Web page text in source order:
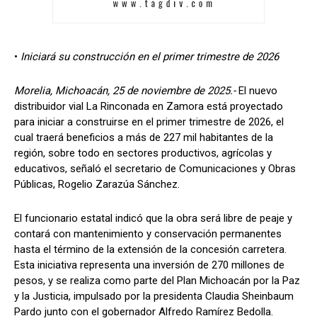
• Iniciará su construcción en el primer trimestre de 2026
Morelia, Michoacán, 25 de noviembre de 2025.-El nuevo
distribuidor vial La Rinconada en Zamora está proyectado
para iniciar a construirse en el primer trimestre de 2026, el
cual traerá beneficios a más de 227 mil habitantes de la
región, sobre todo en sectores productivos, agrícolas y
educativos, señaló el secretario de Comunicaciones y Obras
Públicas, Rogelio Zarazúa Sánchez.
El funcionario estatal indicó que la obra será libre de peaje y
contará con mantenimiento y conservación permanentes
hasta el término de la extensión de la concesión carretera.
Esta iniciativa representa una inversión de 270 millones de
pesos, y se realiza como parte del Plan Michoacán por la Paz
y la Justicia, impulsado por la presidenta Claudia Sheinbaum
Pardo junto con el gobernador Alfredo Ramírez Bedolla.